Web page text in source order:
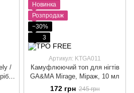
/
Новинка
Розпродаж
−30%
3
Артикул: KTGA011
Камуфлюючий топ для нігтів
GA&MA Mirage, Міраж, 10 мл
172 грн 245 грн